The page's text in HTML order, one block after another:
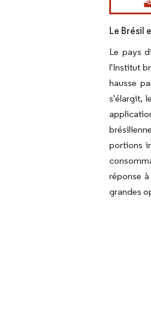
Le Brésil
Le pays
l'Institut
hausse
s'élargit,
portions
réponse
grandes